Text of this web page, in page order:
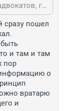
Зря. Упаси быть и жить там где нет адвокатов, где запрещено защищаться в суде?!! Тогда Нарушается основной принцип судопроизводства - состязательность сторон.
сразу пошел
и там и там
пор
о
вратарю
и